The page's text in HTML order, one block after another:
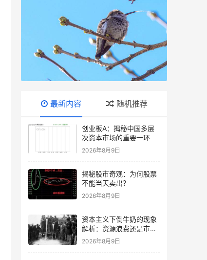
最新内容 随机推荐
创业板A：揭秘中国多层
次资本市场的重要一环
2026年8月9日
揭秘股市奇观：为何股票
不能当天卖出？
2026年8月9日
资本主义下倒牛奶的现象
解析：资源浪费还是市场
调节？
2026年8月9日